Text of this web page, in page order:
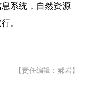
系统，自然资源
。
【责任编辑：郝岩】